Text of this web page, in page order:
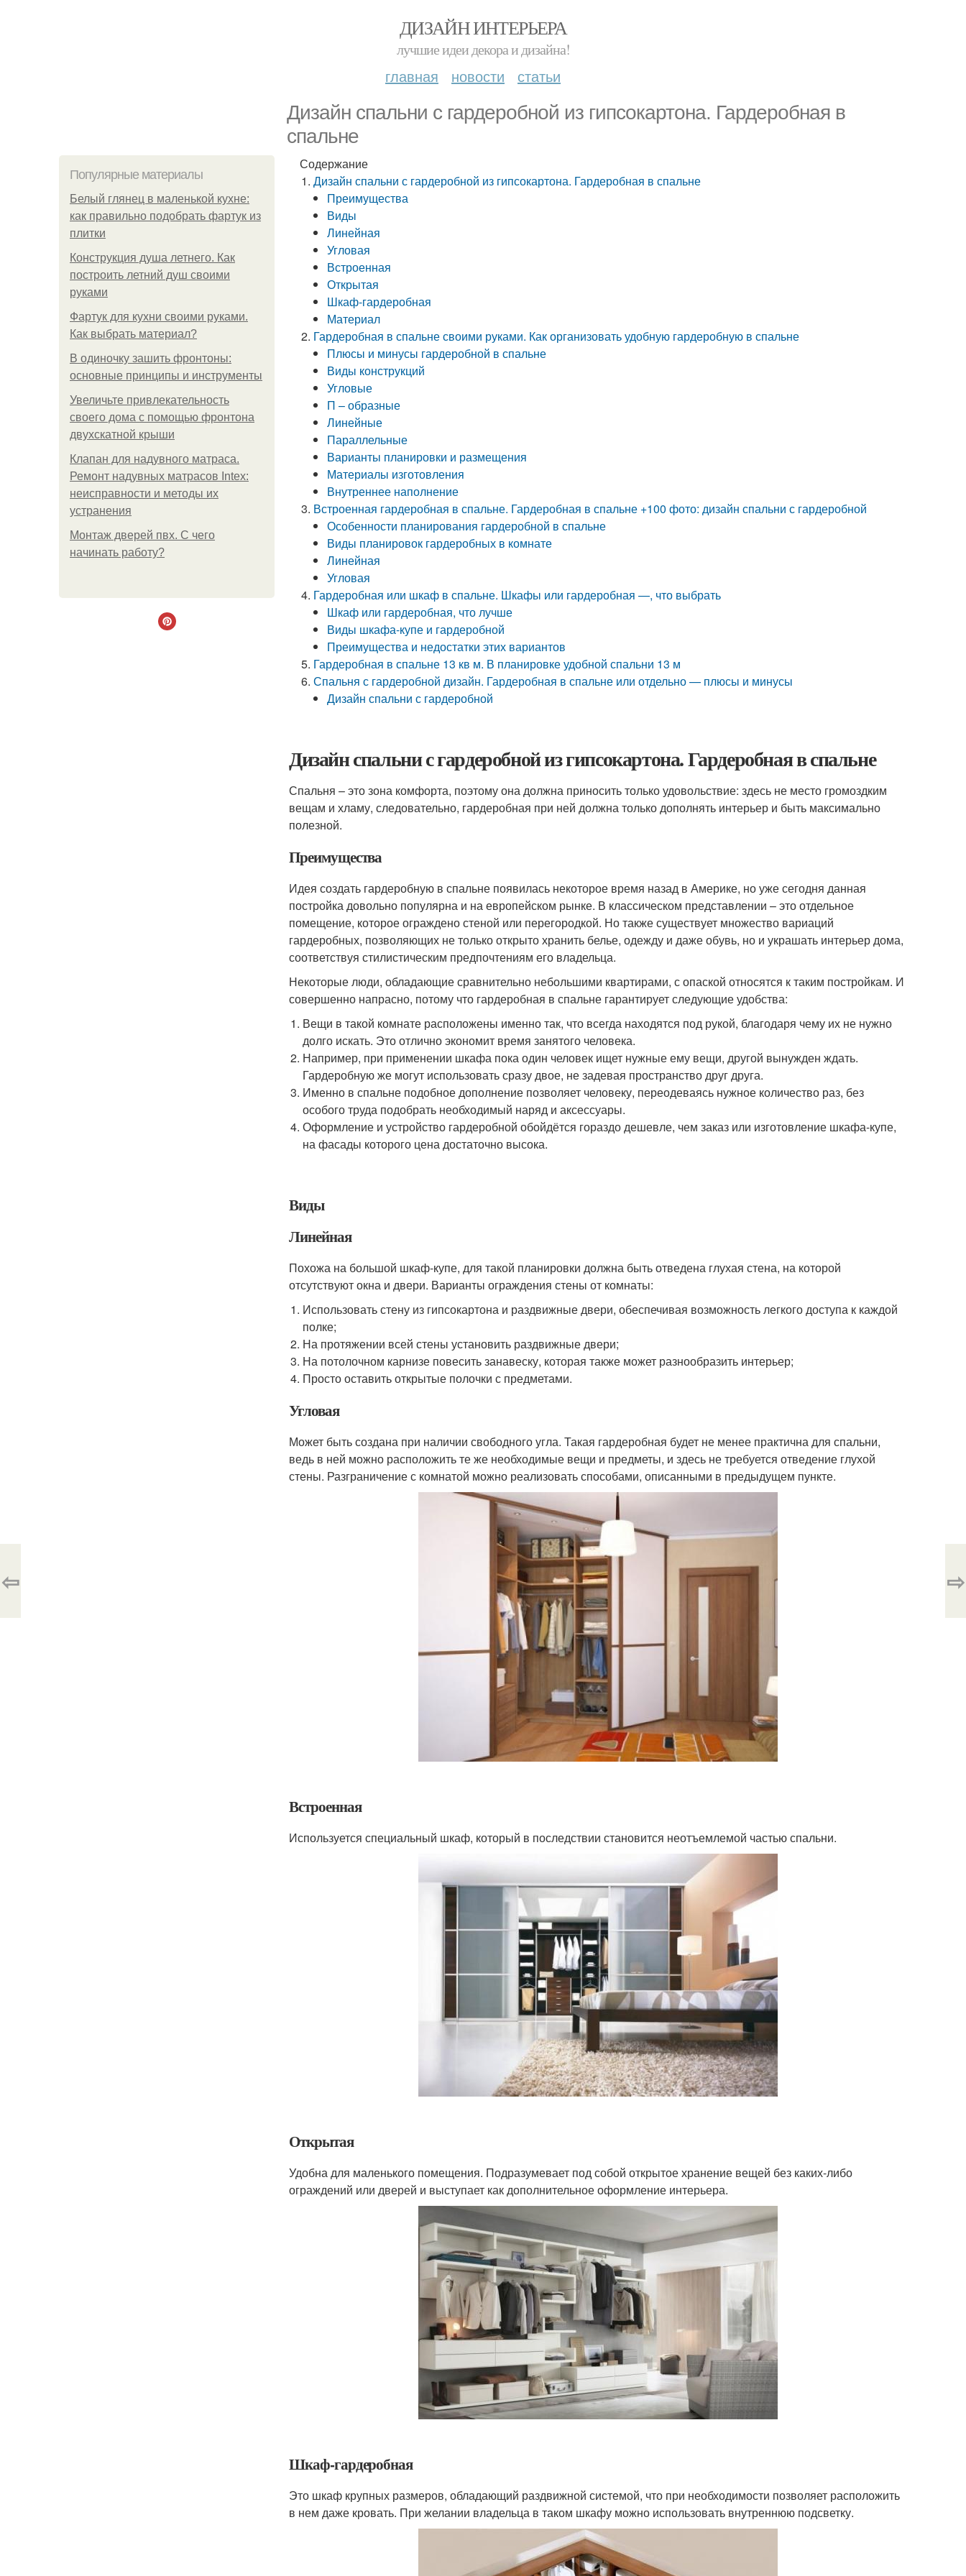
ДИЗАЙН ИНТЕРЬЕРА
лучшие идеи декора и дизайна!
главная новости статьи
Дизайн спальни с гардеробной из гипсокартона. Гардеробная в
спальне
Популярные материалы
Белый глянец в маленькой кухне:
как правильно подобрать фартук из
плитки
Конструкция душа летнего. Как
построить летний душ своими
руками
Фартук для кухни своими руками.
Как выбрать материал?
В одиночку зашить фронтоны:
основные принципы и инструменты
Увеличьте привлекательность
своего дома с помощью фронтона
двухскатной крыши
Клапан для надувного матраса.
Ремонт надувных матрасов Intex:
неисправности и методы их
устранения
Монтаж дверей пвх. С чего
начинать работу?
Содержание
Дизайн спальни с гардеробной из гипсокартона. Гардеробная в спальне
Преимущества
Виды
Линейная
Угловая
Встроенная
Открытая
Шкаф-гардеробная
Материал
Гардеробная в спальне своими руками. Как организовать удобную гардеробную в спальне
Плюсы и минусы гардеробной в спальне
Виды конструкций
Угловые
П – образные
Линейные
Параллельные
Варианты планировки и размещения
Материалы изготовления
Внутреннее наполнение
Встроенная гардеробная в спальне. Гардеробная в спальне +100 фото: дизайн спальни с гардеробной
Особенности планирования гардеробной в спальне
Виды планировок гардеробных в комнате
Линейная
Угловая
Гардеробная или шкаф в спальне. Шкафы или гардеробная —, что выбрать
Шкаф или гардеробная, что лучше
Виды шкафа-купе и гардеробной
Преимущества и недостатки этих вариантов
Гардеробная в спальне 13 кв м. В планировке удобной спальни 13 м
Спальня с гардеробной дизайн. Гардеробная в спальне или отдельно — плюсы и минусы
Дизайн спальни с гардеробной
Дизайн спальни с гардеробной из гипсокартона. Гардеробная в спальне
Спальня – это зона комфорта, поэтому она должна приносить только удовольствие: здесь не место громоздким
вещам и хламу, следовательно, гардеробная при ней должна только дополнять интерьер и быть максимально
полезной.
Преимущества
Идея создать гардеробную в спальне появилась некоторое время назад в Америке, но уже сегодня данная
постройка довольно популярна и на европейском рынке. В классическом представлении – это отдельное
помещение, которое ограждено стеной или перегородкой. Но также существует множество вариаций
гардеробных, позволяющих не только открыто хранить белье, одежду и даже обувь, но и украшать интерьер дома,
соответствуя стилистическим предпочтениям его владельца.
Некоторые люди, обладающие сравнительно небольшими квартирами, с опаской относятся к таким постройкам. И
совершенно напрасно, потому что гардеробная в спальне гарантирует следующие удобства:
Вещи в такой комнате расположены именно так, что всегда находятся под рукой, благодаря чему их не нужно
долго искать. Это отлично экономит время занятого человека.
Например, при применении шкафа пока один человек ищет нужные ему вещи, другой вынужден ждать.
Гардеробную же могут использовать сразу двое, не задевая пространство друг друга.
Именно в спальне подобное дополнение позволяет человеку, переодеваясь нужное количество раз, без
особого труда подобрать необходимый наряд и аксессуары.
Оформление и устройство гардеробной обойдётся гораздо дешевле, чем заказ или изготовление шкафа-купе,
на фасады которого цена достаточно высока.
Виды
Линейная
Похожа на большой шкаф-купе, для такой планировки должна быть отведена глухая стена, на которой
отсутствуют окна и двери. Варианты ограждения стены от комнаты:
Использовать стену из гипсокартона и раздвижные двери, обеспечивая возможность легкого доступа к каждой
полке;
На протяжении всей стены установить раздвижные двери;
На потолочном карнизе повесить занавеску, которая также может разнообразить интерьер;
Просто оставить открытые полочки с предметами.
Угловая
Может быть создана при наличии свободного угла. Такая гардеробная будет не менее практична для спальни,
ведь в ней можно расположить те же необходимые вещи и предметы, и здесь не требуется отведение глухой
стены. Разграничение с комнатой можно реализовать способами, описанными в предыдущем пункте.
Встроенная
Используется специальный шкаф, который в последствии становится неотъемлемой частью спальни.
Открытая
Удобна для маленького помещения. Подразумевает под собой открытое хранение вещей без каких-либо
ограждений или дверей и выступает как дополнительное оформление интерьера.
Шкаф-гардеробная
Это шкаф крупных размеров, обладающий раздвижной системой, что при необходимости позволяет расположить
в нем даже кровать. При желании владельца в таком шкафу можно использовать внутреннюю подсветку.
⇦ ⇨